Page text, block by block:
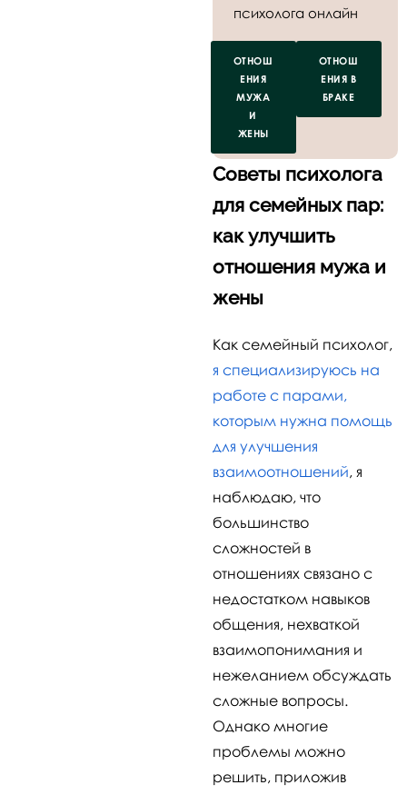
психолога онлайн
ОТНОШ
ЕНИЯ
МУЖА
И
ЖЕНЫ
ОТНОШ
ЕНИЯ В
БРАКЕ
Советы психолога
для семейных пар:
как улучшить
отношения мужа и
жены
Как семейный психолог,
я специализируюсь на
работе с парами,
которым нужна помощь
для улучшения
взаимоотношений, я
наблюдаю, что
большинство
сложностей в
отношениях связано с
недостатком навыков
общения, нехваткой
взаимопонимания и
нежеланием обсуждать
сложные вопросы.
Однако многие
проблемы можно
решить, приложив